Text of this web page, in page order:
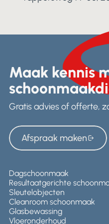
Maak kennis
Gratis advies of offerte,
Afspraak maken
Afspraak maken
Dagschoonmaak
Resultaatgerichte
Sleutelobjecten
Cleanroom schoonmaak
Glasbewassing
Vloeronderhoud